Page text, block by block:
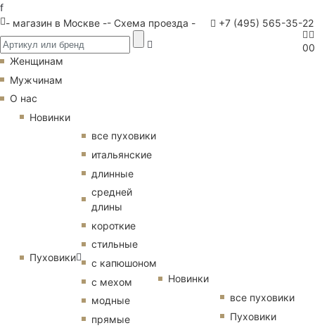
f
- магазин в Москве -- Схема проезда - +7 (495) 565-35-22
00
Женщинам
Мужчинам
О нас
Новинки
Пуховики
все пуховики
итальянские
длинные
средней
длины
короткие
стильные
с капюшоном
с мехом
модные
прямые
Новинки
все пуховики
Пуховики